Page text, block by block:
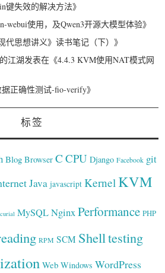
键失效的解决方法》
webui使用，及Qwen3开源大模型体验》
代思想讲义》读书笔记（下）》
江湖发表在《4.4.3 KVM使用NAT模式网
正确性测试-fio-verify》
标签
Blog Browser C CPU Django Facebook git
Java javascript Kernel KVM
MySQLNginxPerformance PHP
RPM SCM Shelltesting
Web Windows WordPress